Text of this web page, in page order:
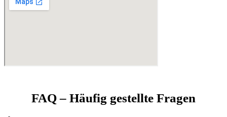
FAQ – Häufig gestellte Fragen